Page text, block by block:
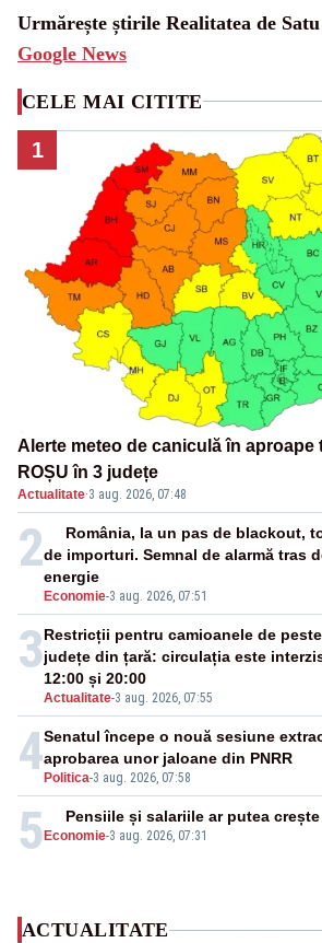
Urmărește știrile Realitatea de
Google News
CELE MAI CITITE
1
Alerte meteo de caniculă în aproape
ROȘU în 3 județe
Actualitate·3 aug. 2026, 07:48
2
Economie-3 aug. 2026, 07:51
România, la un pas de blackout,
de importuri. Semnal de alarmă tras
energie
3
Actualitate-3 aug. 2026, 07:55
Restricții pentru camioanele de
județe din țară: circulația este
12:00 și 20:00
4 Politica-3 aug. 2026, 07:58
Senatul începe o nouă sesiune
aprobarea unor jaloane din PNRR
5 Economie-3 aug. 2026, 07:31
Pensiile și salariile ar putea
ACTUALITATE